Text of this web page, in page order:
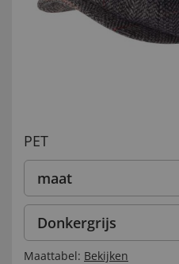
PET
maat
Donkergrijs
Maattabel: Bekijken